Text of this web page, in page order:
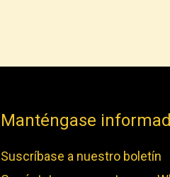
Manténgase
Suscríbase a nuestro boletín